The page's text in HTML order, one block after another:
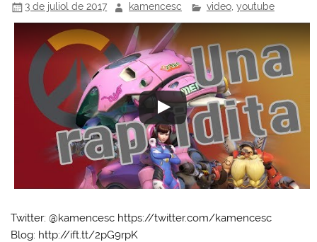
3 de juliol de 2017 kamencesc video, youtube
Twitter: @kamencesc https://twitter.com/kamencesc
Blog: http://ift.tt/2pG9rpK